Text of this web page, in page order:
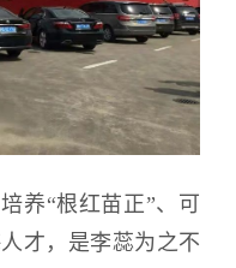
养“根红苗正”、可
才，是李蕊为之不